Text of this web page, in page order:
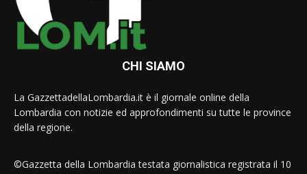
CHI SIAMO
La GazzettadellaLombardia.it è il giornale online della
Lombardia con notizie ed approfondimenti su tutte le province
della regione.
©Gazzetta della Lombardia testata giornalistica registrata il 10